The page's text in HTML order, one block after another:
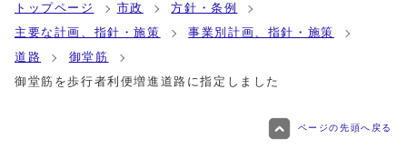
トップページ 市政
方針・条例
主要な計画、指針・施策
事業別計画、指針・施策
道路
御堂筋
御堂筋を歩行者利便増進道路に指定しました
ページの先頭へ戻る